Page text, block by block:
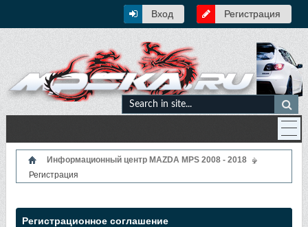
Вход Регистрация
Информационный центр MAZDA MPS 2008 - 2018
Регистрация
Регистрационное соглашение